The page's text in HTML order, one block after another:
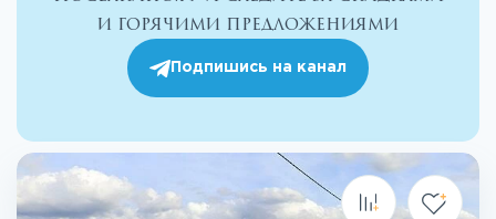
и горячими предложениями
Подпишись на канал